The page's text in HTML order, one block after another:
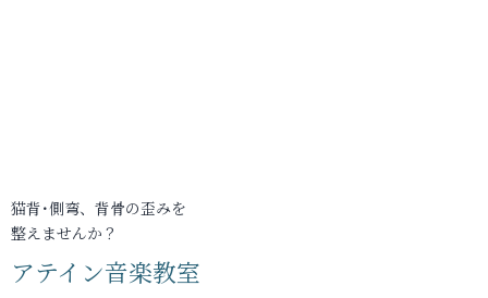
猫背･側弯、背骨の歪みを
整えませんか？
アテイン音楽教室